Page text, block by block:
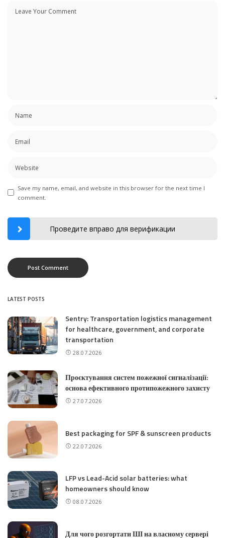
Save my name, email, and website in this browser for the next time I
comment.
Проведите вправо для верификации
LATEST POSTS
Sentry: Transportation logistics management
for healthcare, government, and corporate
transportation
28.07.2026
Проєктування систем пожежної сигналізації:
основа ефективного протипожежного захисту
27.07.2026
Best packaging for SPF & sunscreen products
22.07.2026
LFP vs Lead-Acid solar batteries: what
homeowners should know
08.07.2026
Для чого розгортати ШІ на власному сервері